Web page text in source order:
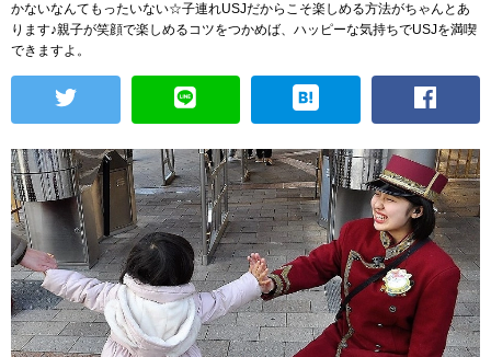
かないなんてもったいない☆子連れUSJだからこそ楽しめる方法がちゃんとあ
ります♪親子が笑顔で楽しめるコツをつかめば、ハッピーな気持ちでUSJを満喫
できますよ。